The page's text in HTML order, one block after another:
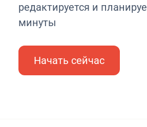
редактируется и
минуты
Начать сейчас